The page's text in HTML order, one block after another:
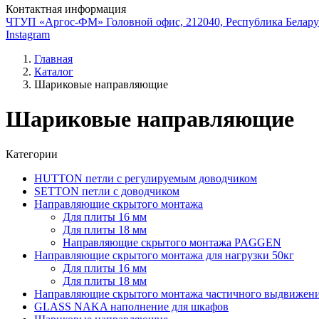
Контактная информация
ЧТУП «Аргос-ФМ» Головной офис, 212040, Республика
Instagram
Главная
Каталог
Шариковые направляющие
Шариковые направляющие
Категории
HUTTON петли с регулируемым доводчиком
SETTON петли с доводчиком
Направляющие скрытого монтажа
Для плиты 16 мм
Для плиты 18 мм
Направляющие скрытого монтажа PAGGEN
Направляющие скрытого монтажа для нагрузки 50кг
Для плиты 16 мм
Для плиты 18 мм
Направляющие скрытого монтажа частичного
GLASS NAKA наполнение для шкафов